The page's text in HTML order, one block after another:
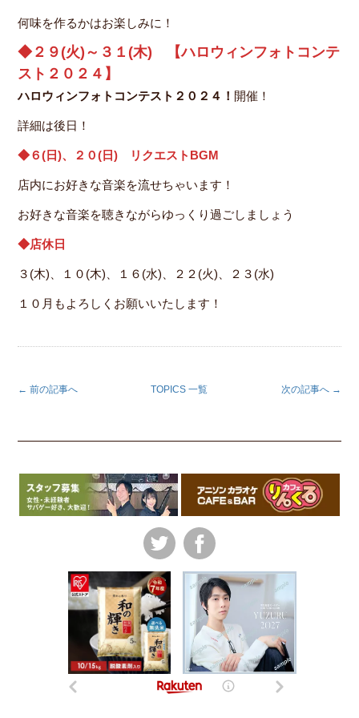
何味を作るかはお楽しみに！
◆２９(火)～３１(木) 【ハロウィンフォトコンテ
スト２０２４】
ハロウィンフォトコンテスト２０２４！ 開催！
詳細は後日！
◆６(日)、２０(日) リクエストBGM
店内にお好きな音楽を流せちゃいます！
お好きな音楽を聴きながらゆっくり過ごしましょう
◆店休日
３(木)、１０(木)、１６(水)、２２(火)、２３(水)
１０月もよろしくお願いいたします！
← 前の記事へ 次の記事へ →
TOPICS 一覧